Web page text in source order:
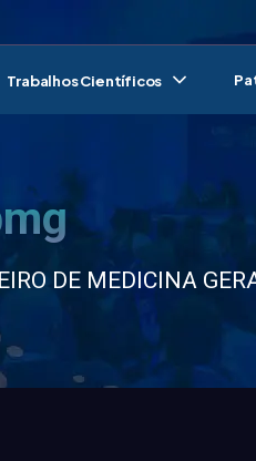
Trabalhos Científicos
DE MEDICINA